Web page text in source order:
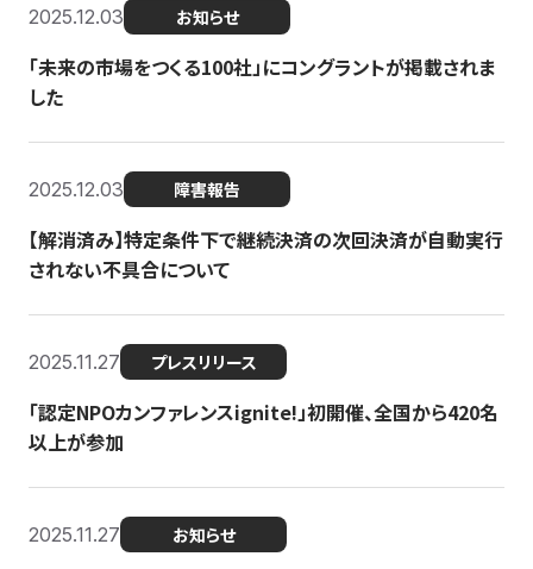
2025.12.03 お知らせ
「未来の市場をつくる100社」にコングラントが掲載されま
した
2025.12.03 障害報告
【解消済み】特定条件下で継続決済の次回決済が自動実行
されない不具合について
2025.11.27 プレスリリース
「認定NPOカンファレンスignite!」初開催、全国から420名
以上が参加
2025.11.27 お知らせ